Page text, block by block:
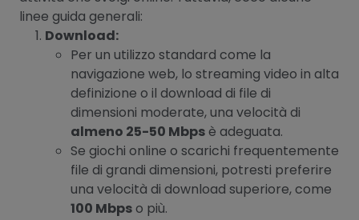
linee guida generali:
Download:
Per un utilizzo standard come la
navigazione web, lo streaming video in alta
definizione o il download di file di
dimensioni moderate, una velocità di
almeno 25-50 Mbpsè adeguata.
Se giochi online o scarichi frequentemente
file di grandi dimensioni, potresti preferire
una velocità di download superiore, come
100 Mbpso più.